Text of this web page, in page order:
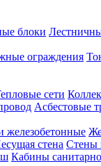
блоки
ограждения
сети
Асбестовые
железобетонные
стена Стены
Кабины